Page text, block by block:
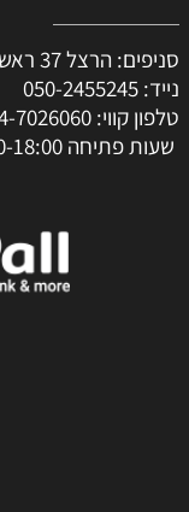
37 ראשון לציון
050-2455245
קווי:074-7026060
10:00-18:00